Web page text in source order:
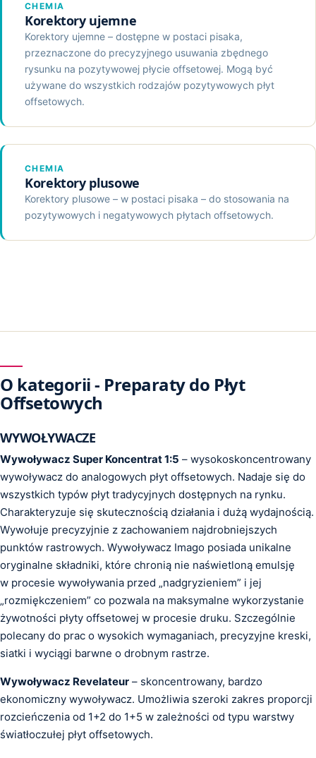
CHEMIA
Korektory ujemne
Korektory ujemne – dostępne w postaci pisaka,
przeznaczone do precyzyjnego usuwania zbędnego
rysunku na pozytywowej płycie offsetowej. Mogą być
używane do wszystkich rodzajów pozytywowych płyt
offsetowych.
CHEMIA
Korektory plusowe
Korektory plusowe – w postaci pisaka – do stosowania na
pozytywowych i negatywowych płytach offsetowych.
O kategorii - Preparaty do Płyt
Offsetowych
WYWOŁYWACZE
Wywoływacz Super Koncentrat 1:5 – wysokoskoncentrowany
wywoływacz do analogowych płyt offsetowych. Nadaje się do
wszystkich typów płyt tradycyjnych dostępnych na rynku.
Charakteryzuje się skutecznością działania i dużą wydajnością.
Wywołuje precyzyjnie z zachowaniem najdrobniejszych
punktów rastrowych. Wywoływacz Imago posiada unikalne
oryginalne składniki, które chronią nie naświetloną emulsję
w procesie wywoływania przed „nadgryzieniem” i jej
„rozmiękczeniem” co pozwala na maksymalne wykorzystanie
żywotności płyty offsetowej w procesie druku. Szczególnie
polecany do prac o wysokich wymaganiach, precyzyjne kreski,
siatki i wyciągi barwne o drobnym rastrze.
Wywoływacz Revelateur – skoncentrowany, bardzo
ekonomiczny wywoływacz. Umożliwia szeroki zakres proporcji
rozcieńczenia od 1+2 do 1+5 w zależności od typu warstwy
światłoczułej płyt offsetowych.